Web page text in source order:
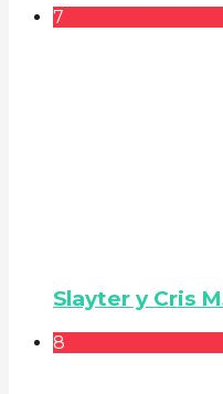
7
Slayter y Cris
8